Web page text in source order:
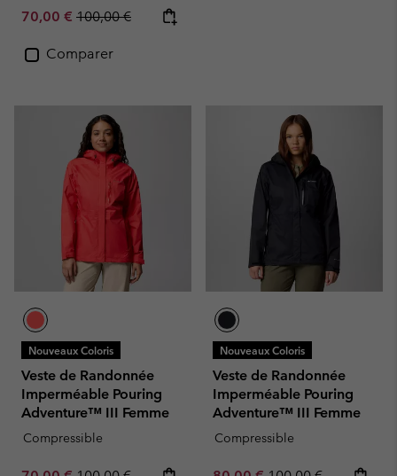
Sale price:
70,00 € Regular price:
100,00 €
Comparer
Nouveaux Coloris
Veste de Randonnée
Imperméable Pouring
Adventure™ III Femme
Compressible
Nouveaux Coloris
Veste de Randonnée
Imperméable Pouring
Adventure™ III Femme
Compressible